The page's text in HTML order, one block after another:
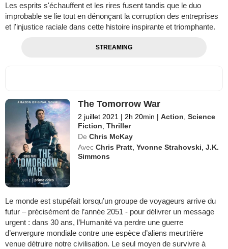
Les esprits s'échauffent et les rires fusent tandis que le duo
improbable se lie tout en dénonçant la corruption des entreprises
et l'injustice raciale dans cette histoire inspirante et triomphante.
STREAMING
The Tomorrow War
2 juillet 2021 | 2h 20min | Action ,Science
Fiction ,Thriller
De Chris McKay
Avec Chris Pratt ,Yvonne Strahovski ,J.K.
Simmons
Le monde est stupéfait lorsqu’un groupe de voyageurs arrive du
futur – précisément de l’année 2051 - pour délivrer un message
urgent : dans 30 ans, l’Humanité va perdre une guerre
d’envergure mondiale contre une espèce d’aliens meurtrière
venue détruire notre civilisation. Le seul moyen de survivre à